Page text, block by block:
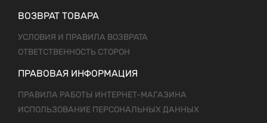
ВОЗВРАТ ТОВАРА
УСЛОВИЯ И ПРАВИЛА ВОЗВРАТА
ОТВЕТСТВЕННОСТЬ СТОРОН
ПРАВОВАЯ ИНФОРМАЦИЯ
ПРАВИЛА РАБОТЫ ИНТЕРНЕТ-МАГАЗИНА
ИСПОЛЬЗОВАНИЕ ПЕРСОНАЛЬНЫХ ДАННЫХ